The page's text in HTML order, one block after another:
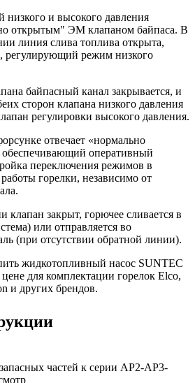
низкого и высокого давления
открытым" ЭМ клапаном байпаса. В
линия слива топлива открыта,
регулирующий режим низкого
байпасный канал закрывается, и
сторон клапана низкого давления
регулировки высокого давления.
отвечает «нормально
оперативный
переключения режимов в
горелки, независимо от
клапан закрыт, горючее сливается в
или отправляется во
(при отсутствии обратной линии).
жидкотопливный насос SUNTEC
для комплектации горелок Elco,
и других брендов.
частей к серии AP2-AP3-